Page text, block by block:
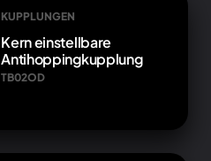
KUPPLUNGEN
Kern einstellbare
Antihoppingkupplung
TB02OD